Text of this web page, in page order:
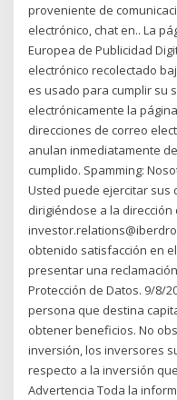
proveniente de
electrónico, chat en.. La
Europea de Publicidad
electrónico recolectado
es usado para cumplir su
electrónicamente la
direcciones de correo
anulan inmediatamente
cumplido. Spamming:
Usted puede ejercitar sus
dirigiéndose a la
obtenido satisfacción en
presentar una
Protección de Datos. 9/8/
persona que destina
obtener beneficios. No
inversión, los inversores
respecto a la inversión
Advertencia Toda la